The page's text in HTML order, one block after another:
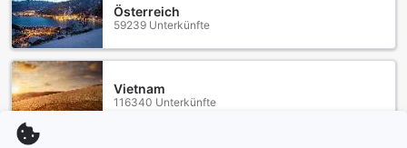
Österreich
59239 Unterkünfte
Vietnam
116340 Unterkünfte